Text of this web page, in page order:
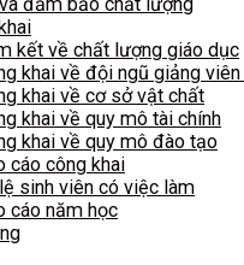
kết về chất lượng giáo dục
khai về đội ngũ giảng
khai về cơ sở vật chất
khai về quy mô tài chính
khai về quy mô đào tạo
cáo công khai
sinh viên có việc làm
cáo năm học